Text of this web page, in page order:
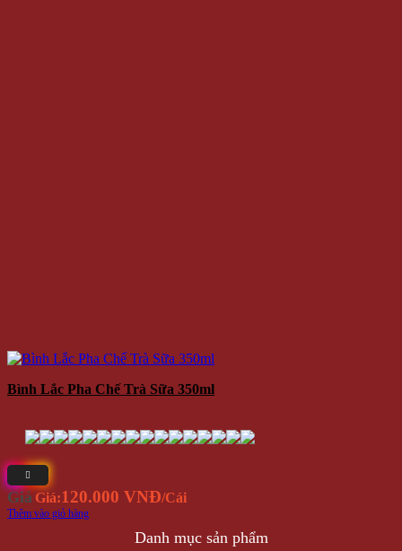
Bình Lắc Pha Chế Trà Sữa 350ml
Giá Giá:120.000 VNĐ/Cái
Thêm vào giỏ hàng
Danh mục sản phẩm